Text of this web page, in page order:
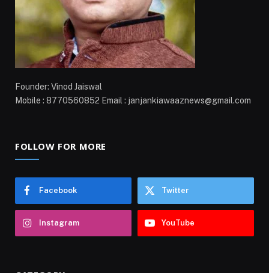
Founder: Vinod Jaiswal
Mobile : 8770560852 Email : janjankiawaaznews@gmail.com
FOLLOW FOR MORE
Facebook Twitter
Instagram YouTube